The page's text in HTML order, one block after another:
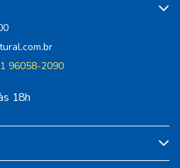
96058-2090
18h